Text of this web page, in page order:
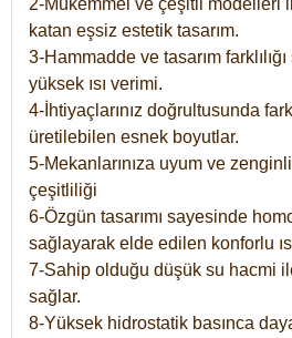
2-Mükemmel ve çeşitli modelleri
katan eşsiz estetik tasarım.
3-Hammadde ve tasarım
yüksek ısı verimi.
4-İhtiyaçlarınız doğrultusunda
üretilebilen esnek boyutlar.
5-Mekanlarınıza uyum ve
çeşitliliği
6-Özgün tasarımı sayesinde
sağlayarak elde edilen konforlu
7-Sahip olduğu düşük su hacmi
sağlar.
8-Yüksek hidrostatik basınca